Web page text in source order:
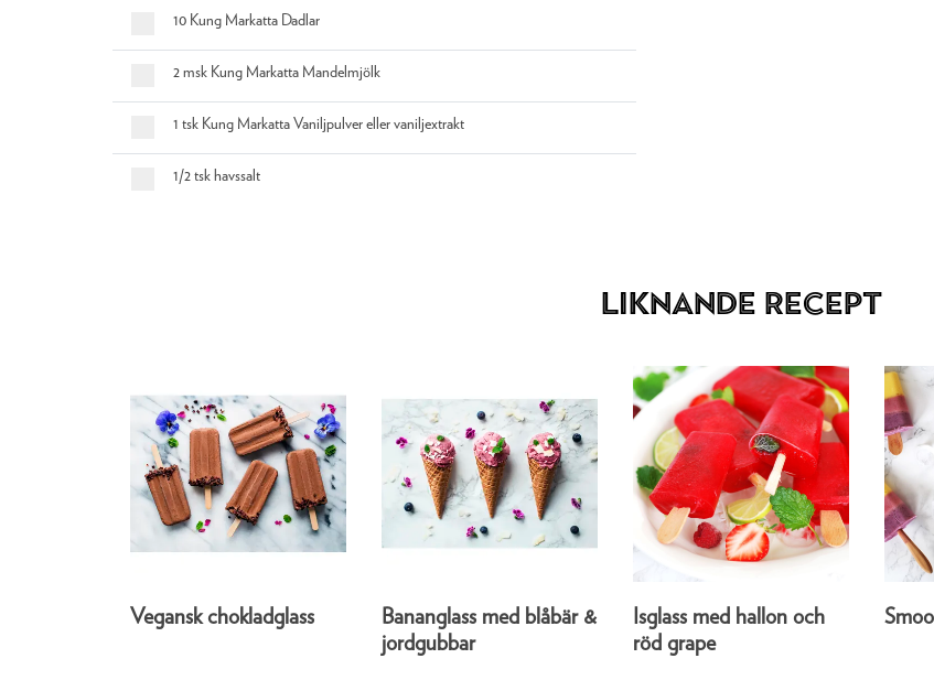
10 Kung Markatta Dadlar
2 msk Kung Markatta Mandelmjölk
1 tsk Kung Markatta Vaniljpulver eller vaniljextrakt
1/2 tsk havssalt
Liknande recept
Vegansk chokladglass
Bananglass med blåbär &
jordgubbar
Isglass med hallon och
röd grape